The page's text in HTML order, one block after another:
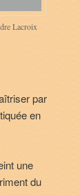
Lacroix
par
en
une
du